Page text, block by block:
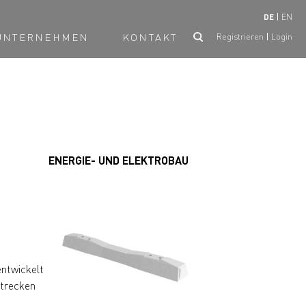
DE EN
KONTAKT Registrieren Login
ENERGIE- UND ELEKTROBAU